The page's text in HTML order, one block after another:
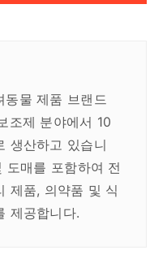
동물 제품 브랜드
조제 분야에서 10
생산하고 있습니
도매를 포함하여 전
제품, 의약품 및 식
제공합니다.